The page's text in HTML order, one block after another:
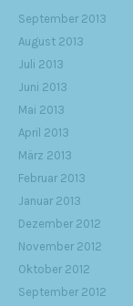
September 2013
August 2013
Juli 2013
Juni 2013
Mai 2013
April 2013
März 2013
Februar 2013
Januar 2013
Dezember 2012
November 2012
Oktober 2012
September 2012